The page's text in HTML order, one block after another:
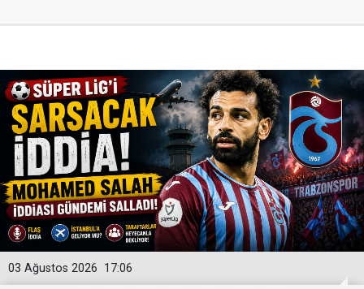
17:06
03 Ağustos 2026